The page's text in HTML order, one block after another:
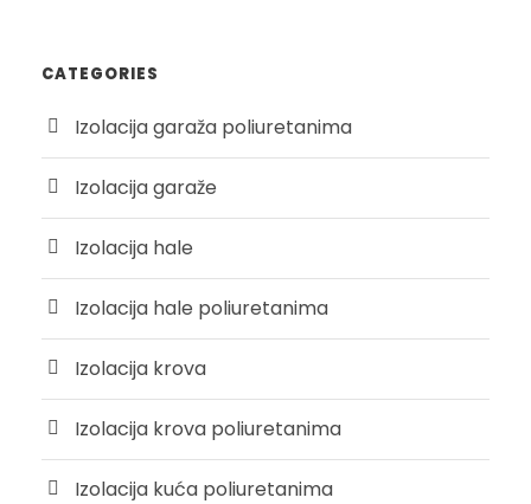
CATEGORIES
Izolacija garaža poliuretanima
Izolacija garaže
Izolacija hale
Izolacija hale poliuretanima
Izolacija krova
Izolacija krova poliuretanima
Izolacija kuća poliuretanima